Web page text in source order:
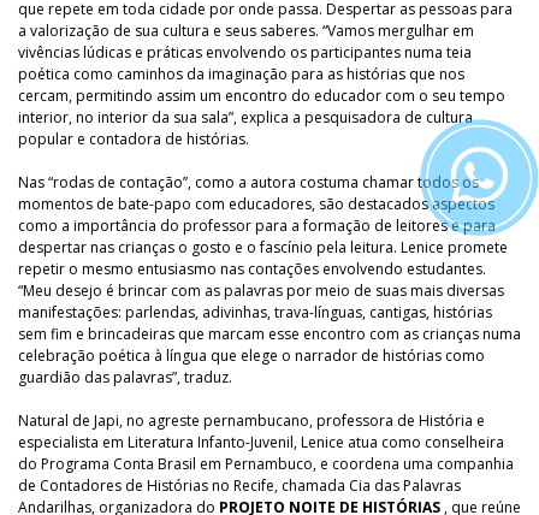
que repete em toda cidade por onde passa. Despertar as pessoas para
a valorização de sua cultura e seus saberes. “Vamos mergulhar em
vivências lúdicas e práticas envolvendo os participantes numa teia
poética como caminhos da imaginação para as histórias que nos
cercam, permitindo assim um encontro do educador com o seu tempo
interior, no interior da sua sala”, explica a pesquisadora de cultura
popular e contadora de histórias.
Nas “rodas de contação”, como a autora costuma chamar todos os
momentos de bate-papo com educadores, são destacados aspectos
como a importância do professor para a formação de leitores e para
despertar nas crianças o gosto e o fascínio pela leitura. Lenice promete
repetir o mesmo entusiasmo nas contações envolvendo estudantes.
“Meu desejo é brincar com as palavras por meio de suas mais diversas
manifestações: parlendas, adivinhas, trava-línguas, cantigas, histórias
sem fim e brincadeiras que marcam esse encontro com as crianças numa
celebração poética à língua que elege o narrador de histórias como
guardião das palavras”, traduz.
Natural de Japi, no agreste pernambucano, professora de História e
especialista em Literatura Infanto-Juvenil, Lenice atua como conselheira
do Programa Conta Brasil em Pernambuco, e coordena uma companhia
de Contadores de Histórias no Recife, chamada Cia das Palavras
Andarilhas, organizadora do PROJETO NOITE DE HISTÓRIAS , que reúne